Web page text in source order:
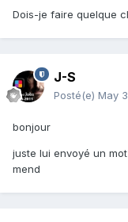
Dois-je faire quelque
J-S
Posté(e) May
bonjour
juste lui envoyé un
mend